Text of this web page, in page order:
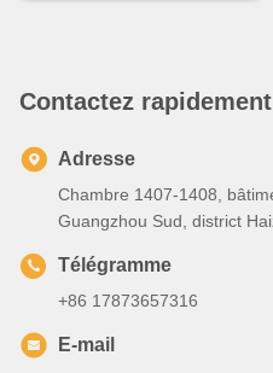
Contactez rapidement
Adresse
Chambre 1407-1408,
Guangzhou Sud, district
Télégramme
+86 17873657316
E-mail